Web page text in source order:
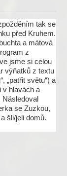
tak se
před Kruhem.
a mátová
z
jsme si celou
výňatků z textu
„patřit světu“) a
v hlavách a
Následoval
se Zuzkou,
šli/jeli domů.